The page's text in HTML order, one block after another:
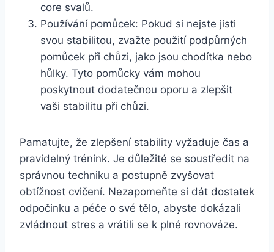
core svalů.
Používání pomůcek: Pokud si nejste jisti
svou stabilitou, zvažte použití podpůrných
pomůcek při chůzi, jako jsou chodítka nebo
hůlky. Tyto pomůcky vám mohou
poskytnout dodatečnou oporu a zlepšit
vaši stabilitu při chůzi.
Pamatujte, že zlepšení stability vyžaduje čas a
pravidelný trénink. Je důležité se soustředit na
správnou techniku a postupně zvyšovat
obtížnost cvičení. Nezapomeňte si dát dostatek
odpočinku a péče o své tělo, abyste dokázali
zvládnout stres a vrátili se k plné rovnováze.